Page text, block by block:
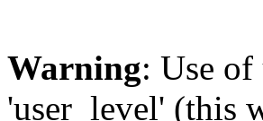
Warning: Use of
'user_level' (this